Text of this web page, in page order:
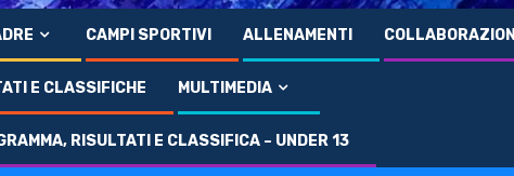
CAMPI SPORTIVI ALLENAMENTI COLLABORAZIONI
E CLASSIFICHE MULTIMEDIA
RISULTATI E CLASSIFICA – UNDER 13